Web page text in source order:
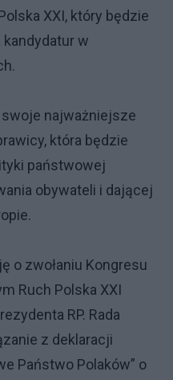
XXI, który będzie
kandydatur w
swoje najważniejsze
która będzie
państwowej
obywateli i dającej
o zwołaniu Kongresu
Ruch Polska XXI
RP. Rada
z deklaracji
Państwo Polaków” o